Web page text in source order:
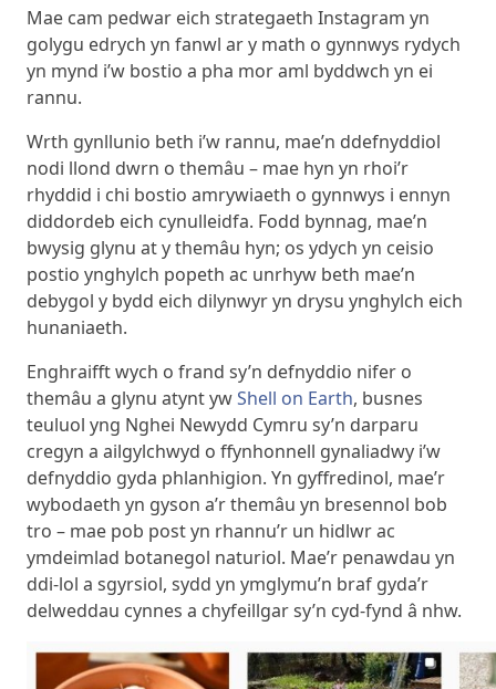
Mae cam pedwar eich strategaeth Instagram yn
golygu edrych yn fanwl ar y math o gynnwys rydych
yn mynd i’w bostio a pha mor aml byddwch yn ei
rannu.
Wrth gynllunio beth i’w rannu, mae’n ddefnyddiol
nodi llond dwrn o themâu – mae hyn yn rhoi’r
rhyddid i chi bostio amrywiaeth o gynnwys i ennyn
diddordeb eich cynulleidfa. Fodd bynnag, mae’n
bwysig glynu at y themâu hyn; os ydych yn ceisio
postio ynghylch popeth ac unrhyw beth mae’n
debygol y bydd eich dilynwyr yn drysu ynghylch eich
hunaniaeth.
Enghraifft wych o frand sy’n defnyddio nifer o
themâu a glynu atynt ywShell on Earth, busnes
teuluol yng Nghei Newydd Cymru sy’n darparu
cregyn a ailgylchwyd o ffynhonnell gynaliadwy i’w
defnyddio gyda phlanhigion. Yn gyffredinol, mae’r
wybodaeth yn gyson a’r themâu yn bresennol bob
tro – mae pob post yn rhannu’r un hidlwr ac
ymdeimlad botanegol naturiol. Mae’r penawdau yn
ddi-lol a sgyrsiol, sydd yn ymglymu’n braf gyda’r
delweddau cynnes a chyfeillgar sy’n cyd-fynd â nhw.